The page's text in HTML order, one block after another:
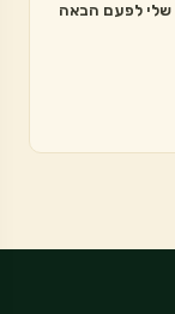
שלי לפעם הבאה